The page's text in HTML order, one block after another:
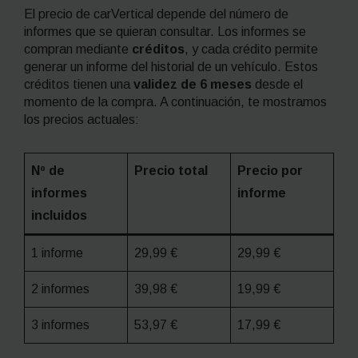
El precio de carVertical depende del número de
informes que se quieran consultar. Los informes se
compran mediante créditos, y cada crédito permite
generar un informe del historial de un vehículo. Estos
créditos tienen una validez de 6 meses desde el
momento de la compra. A continuación, te mostramos
los precios actuales:
Nº de
informes
incluidos
Precio total
Precio por
informe
1 informe 29,99 € 29,99 €
2 informes 39,98 € 19,99 €
3 informes 53,97 € 17,99 €